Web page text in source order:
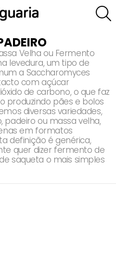
Velha ou Fermento
levedura, um tipo de
a Saccharomyces
com açúcar
de carbono, o que faz
produzindo pães e bolos
diversas variedades,
padeiro ou massa velha,
em formatos
definição é genérica,
quer dizer fermento de
saqueta o mais simples